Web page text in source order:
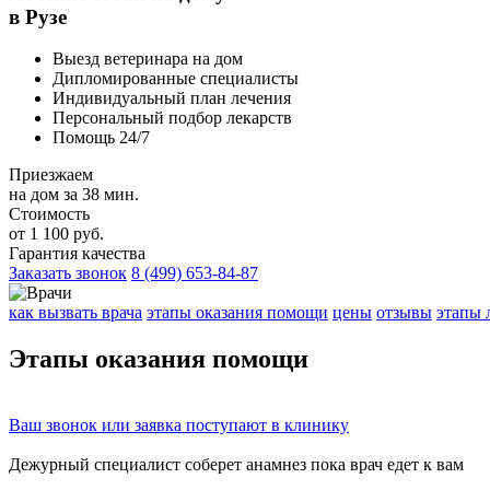
в Рузе
Выезд ветеринара на дом
Дипломированные специалисты
Индивидуальный план лечения
Персональный подбор лекарств
Помощь 24/7
Приезжаем
на дом за 38 мин.
Стоимость
от 1 100 руб.
Гарантия качества
Заказать звонок 8 (499) 653-84-87
как вызвать врача этапы оказания помощи цены отзывы этапы
Этапы оказания помощи
Ваш звонок или заявка поступают в клинику
Дежурный специалист соберет анамнез пока врач едет к вам